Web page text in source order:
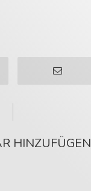
HINZUFÜGEN